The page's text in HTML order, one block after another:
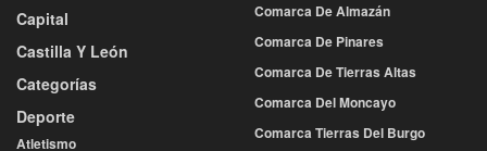
Capital
Castilla Y León
Categorías
Deporte
Atletismo
Comarca De Almazán
Comarca De Pinares
Comarca De Tierras Altas
Comarca Del Moncayo
Comarca Tierras Del Burgo